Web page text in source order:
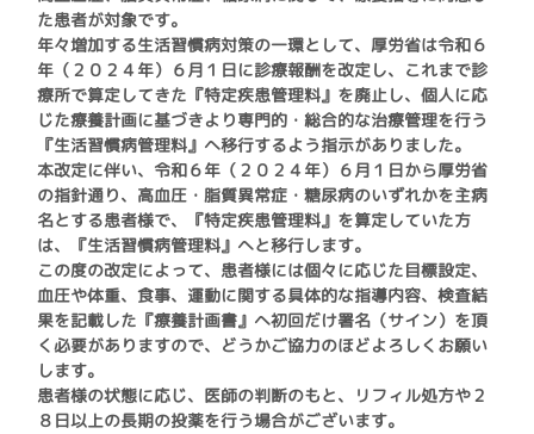
た患者が対象です。
年々増加する生活習慣病対策の一環として、厚労省は令和６
年（２０２４年）６月１日に診療報酬を改定し、これまで診
療所で算定してきた『特定疾患管理料』を廃止し、個人に応
じた療養計画に基づきより専門的・総合的な治療管理を行う
『生活習慣病管理料』へ移行するよう指示がありました。
本改定に伴い、令和６年（２０２４年）６月１日から厚労省
の指針通り、高血圧・脂質異常症・糖尿病のいずれかを主病
名とする患者様で、『特定疾患管理料』を算定していた方
は、『生活習慣病管理料』へと移行します。
この度の改定によって、患者様には個々に応じた目標設定、
血圧や体重、食事、運動に関する具体的な指導内容、検査結
果を記載した『療養計画書』へ初回だけ署名（サイン）を頂
く必要がありますので、どうかご協力のほどよろしくお願い
します。
患者様の状態に応じ、医師の判断のもと、リフィル処方や２
８日以上の長期の投薬を行う場合がございます。